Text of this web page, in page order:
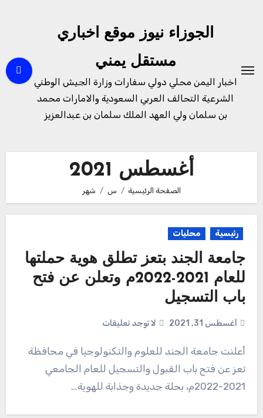
الجوزاء نيوز موقع اخباري
مستقل يمني
اخبار اليمن محلي دولي سفارات وزارة الجيش الوطني
الشرعية التحالف العربي السعودية والامارات محمد
بن سلمان ولي العهد الملك سلمان بن عبدالعزيز
أغسطس 2021
الصفحة الرئيسية س شهر
رئيسية محليات
جامعة الجند بتعز تطلق هوية حملتها
للعام 2021-2022م وتعلن عن فتح
باب التسجيل
أغسطس 31, 2021 لا توجد تعليقات
أعلنت جامعة الجند للعلوم والتكنولوجيا في محافظة
تعز عن فتح باب القبول والتسجيل للعام الجامعي
2021-2022م، بحلة جديدة وجذابة للهوية…